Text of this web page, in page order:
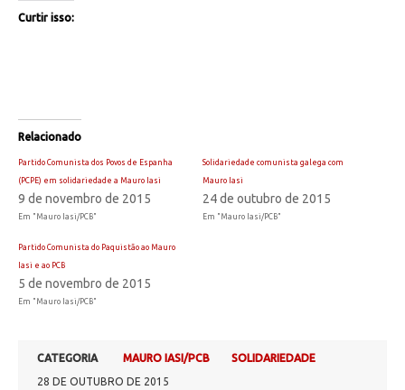
Curtir isso:
Relacionado
Partido Comunista dos Povos de Espanha
(PCPE) em solidariedade a Mauro Iasi
9 de novembro de 2015
Em "Mauro Iasi/PCB"
Solidariedade comunista galega com
Mauro Iasi
24 de outubro de 2015
Em "Mauro Iasi/PCB"
Partido Comunista do Paquistão ao Mauro
Iasi e ao PCB
5 de novembro de 2015
Em "Mauro Iasi/PCB"
CATEGORIA MAURO IASI/PCB
SOLIDARIEDADE
28 DE OUTUBRO DE 2015